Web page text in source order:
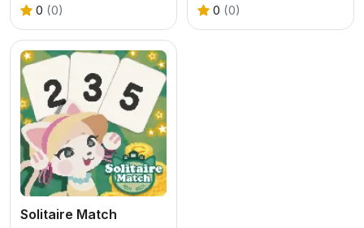
0 (0) 0 (0)
Solitaire Match